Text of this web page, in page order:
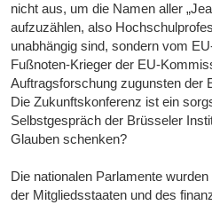
nicht aus, um die Namen aller
aufzuzählen, also
unabhängig sind, sondern vom
Fußnoten-Krieger der EU-
Auftragsforschung zugunsten der
Die Zukunftskonferenz ist ein
Selbstgespräch der Brüsseler
Glauben schenken?
Die nationalen Parlamente
der Mitgliedsstaaten und des